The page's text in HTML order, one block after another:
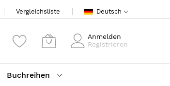
Vergleichsliste Deutsch
Anmelden
Registrieren
Buchreihen